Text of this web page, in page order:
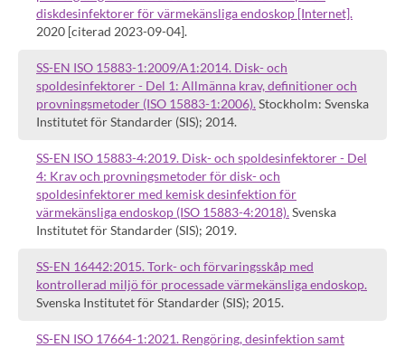
diskdesinfektorer för värmekänsliga endoskop [Internet].
2020 [citerad 2023-09-04].
SS-EN ISO 15883-1:2009/A1:2014. Disk- och
spoldesinfektorer - Del 1: Allmänna krav, definitioner och
provningsmetoder (ISO 15883-1:2006).Stockholm: Svenska
Institutet för Standarder (SIS); 2014.
SS-EN ISO 15883-4:2019. Disk- och spoldesinfektorer - Del
4: Krav och provningsmetoder för disk- och
spoldesinfektorer med kemisk desinfektion för
värmekänsliga endoskop (ISO 15883-4:2018).Svenska
Institutet för Standarder (SIS); 2019.
SS-EN 16442:2015. Tork- och förvaringsskåp med
kontrollerad miljö för processade värmekänsliga endoskop.
Svenska Institutet för Standarder (SIS); 2015.
SS-EN ISO 17664-1:2021. Rengöring, desinfektion samt